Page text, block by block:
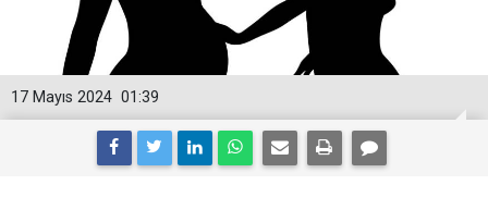
01:39
17 Mayıs 2024